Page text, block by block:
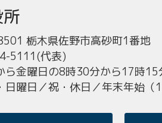
栃木県佐野市高砂町1番地
5111(代表)
ら金曜日の8時30分から17時15
日曜日／祝・休日／年末年始